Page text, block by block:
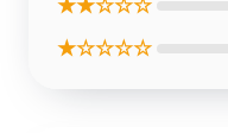
★★☆☆☆
★☆☆☆☆